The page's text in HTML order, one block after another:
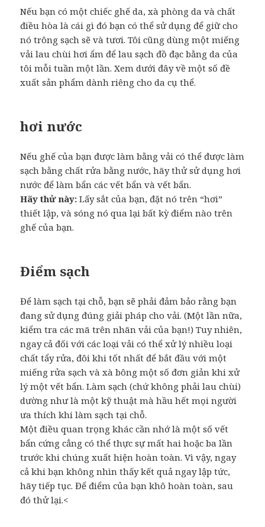
Nếu bạn có một chiếc ghế da, xà phòng da và chất
điều hòa là cái gì đó bạn có thể sử dụng để giữ cho
nó trông sạch sẽ và tươi. Tôi cũng dùng một miếng
vải lau chùi hơi ẩm để lau sạch đồ đạc bằng da của
tôi mỗi tuần một lần. Xem dưới đây về một số đề
xuất sản phẩm dành riêng cho da cụ thể.
hơi nước
Nếu ghế của bạn được làm bằng vải có thể được làm
sạch bằng chất rửa bằng nước, hãy thử sử dụng hơi
nước để làm bẩn các vết bẩn và vết bẩn.
Hãy thử này: Lấy sắt của bạn, đặt nó trên “hơi”
thiết lập, và sóng nó qua lại bất kỳ điểm nào trên
ghế của bạn.
Điểm sạch
Để làm sạch tại chỗ, bạn sẽ phải đảm bảo rằng bạn
đang sử dụng đúng giải pháp cho vải. (Một lần nữa,
kiểm tra các mã trên nhãn vải của bạn!) Tuy nhiên,
ngay cả đối với các loại vải có thể xử lý nhiều loại
chất tẩy rửa, đôi khi tốt nhất để bắt đầu với một
miếng rửa sạch và xà bông một số đơn giản khi xử
lý một vết bẩn. Làm sạch (chứ không phải lau chùi)
dường như là một kỹ thuật mà hầu hết mọi người
ưa thích khi làm sạch tại chỗ.
Một điều quan trọng khác cần nhớ là một số vết
bẩn cứng cẳng có thể thực sự mất hai hoặc ba lần
trước khi chúng xuất hiện hoàn toàn. Vì vậy, ngay
cả khi bạn không nhìn thấy kết quả ngay lập tức,
hãy tiếp tục. Để điểm của bạn khô hoàn toàn, sau
đó thử lại.<